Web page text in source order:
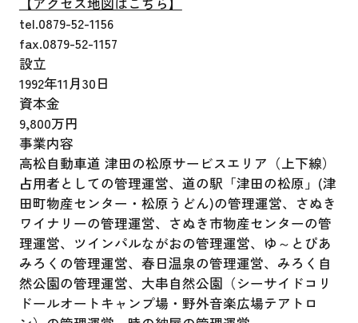
tel.0879-52-1156
fax.0879-52-1157
設立
1992年11月30日
資本金
9,800万円
事業内容
高松自動車道 津田の松原サービスエリア（上下線）
占用者としての管理運営、道の駅「津田の松原」(津
田町物産センター・松原うどん)の管理運営、さぬき
ワイナリーの管理運営、さぬき市物産センターの管
理運営、ツインパルながおの管理運営、ゆ～とぴあ
みろくの管理運営、春日温泉の管理運営、みろく自
然公園の管理運営、大串自然公園（シーサイドコリ
ドールオートキャンプ場・野外音楽広場テアトロ